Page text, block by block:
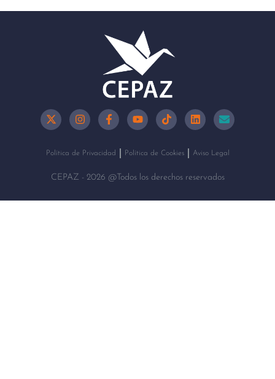
Política de Privacidad Política de Cookies Aviso Legal
CEPAZ - 2026 @Todos los derechos reservados